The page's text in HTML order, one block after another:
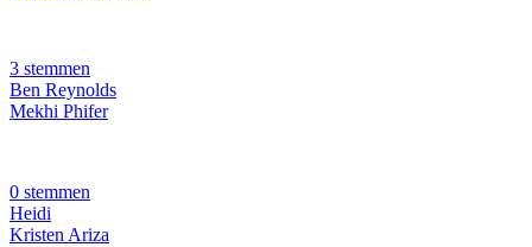
3 stemmen
Ben Reynolds
Mekhi Phifer
0 stemmen
Heidi
Kristen Ariza